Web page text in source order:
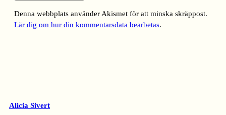
Denna webbplats använder Akismet för att minska skräppost.
Lär dig om hur din kommentarsdata bearbetas.
Alicia Sivert